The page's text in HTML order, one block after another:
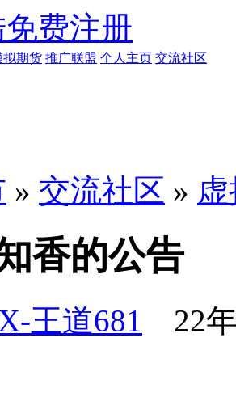
免费注册
拟期货 推广联盟 个人主页 交流社区
» 交流社区 »
香的公告
王道681 22